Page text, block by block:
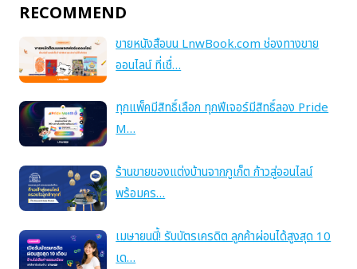
RECOMMEND
ขายหนังสือบน LnwBook.com ช่องทางขาย
ออนไลน์ ที่เชื่…
ทุกแพ็คมีสิทธิ์เลือก ทุกฟีเจอร์มีสิทธิ์ลอง Pride
M…
ร้านขายของแต่งบ้านจากภูเก็ต ก้าวสู่ออนไลน์
พร้อมคร…
เมษายนนี้! รับบัตรเครดิต ลูกค้าผ่อนได้สูงสุด 10
เด…